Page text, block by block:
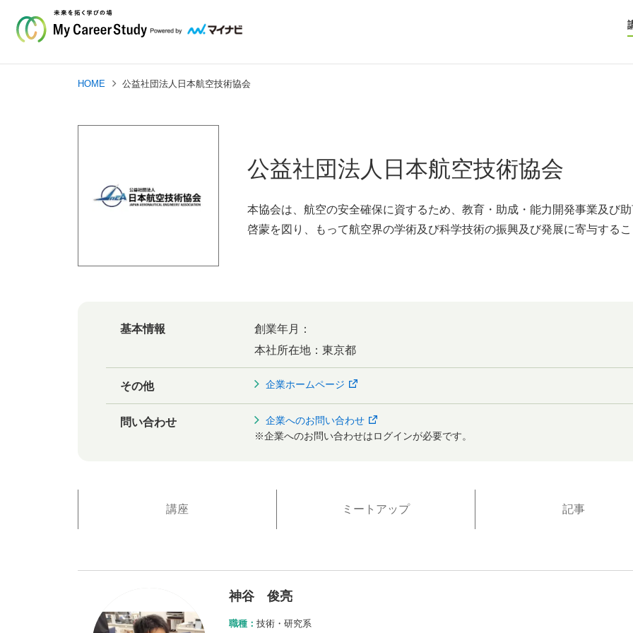
HOME 公益社団法人日本航空技術協会
公益社団法人日本航空技術協会
本協会は、航空の安全確保に資するため、教育・助成・能力開発事業及び
啓蒙を図り、もって航空界の学術及び科学技術の振興及び発展に寄与する
基本情報
創業年月：
本社所在地： 東京都
その他 企業ホームページ
問い合わせ
企業へのお問い合わせ
※企業へのお問い合わせはログインが必要です。
講座 ミートアップ 記事
神谷 俊亮
職種： 技術・研究系